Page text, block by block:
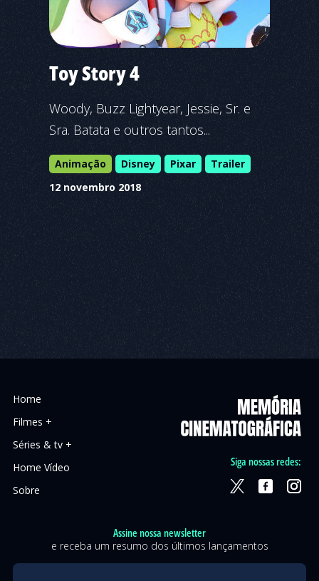
Toy Story 4
Woody, Buzz Lightyear, Jessie, Sr. e
Sra. Batata e outros tantos...
Animação Disney Pixar
Trailer
12 novembro 2018
Home
Filmes +
Séries & tv +
Home Vídeo
Sobre
Assine nossa newsletter
e receba um resumo dos últimos lançamentos
Siga nossas redes: